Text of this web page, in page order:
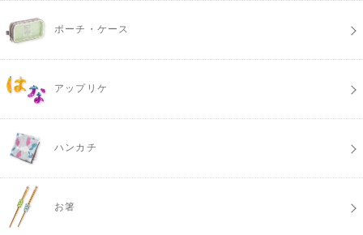
ポーチ・ケース
アップリケ
ハンカチ
お箸